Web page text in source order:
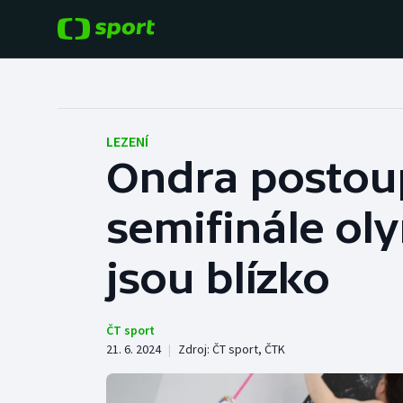
Hokej
Tenis
Atletika
Cyklistika
Baseball a softbal
Basketbal
Biatlon
LEZENÍ
Ondra
semifinále
jsou blízko
ČT sport
21. 6. 2024 | Zdroj: ČT sport, ČTK